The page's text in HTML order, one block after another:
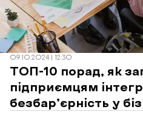
09.10.2024 | 12:30
ТОП-10 порад, як
підприємцям
безбар’єрність у